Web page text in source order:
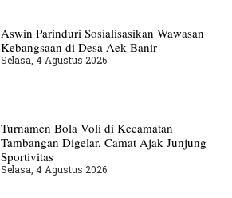
Aswin Parinduri Sosialisasikan Wawasan
Kebangsaan di Desa Aek Banir
Selasa, 4 Agustus 2026
Turnamen Bola Voli di Kecamatan
Tambangan Digelar, Camat Ajak Junjung
Sportivitas
Selasa, 4 Agustus 2026